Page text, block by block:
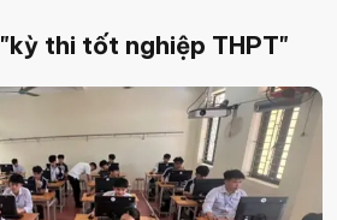
"kỳ thi tốt nghiệp THPT"